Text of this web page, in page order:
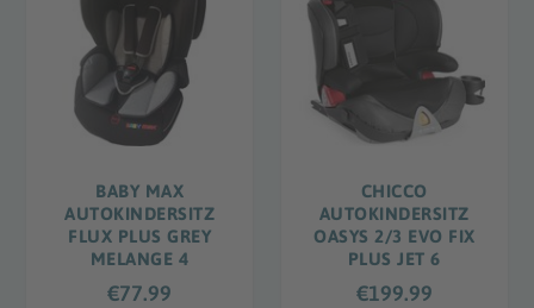
BABY MAX
AUTOKINDERSITZ
FLUX PLUS GREY
MELANGE 4
€77.99
CHICCO
AUTOKINDERSITZ
OASYS 2/3 EVO FIX
PLUS JET 6
€199.99